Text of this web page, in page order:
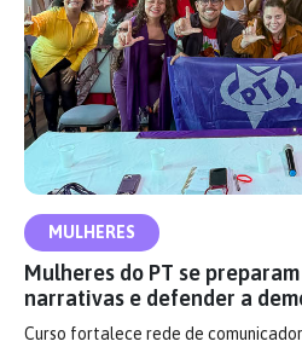
MULHERES
Mulheres do PT se
narrativas e defender a
Curso fortalece rede de